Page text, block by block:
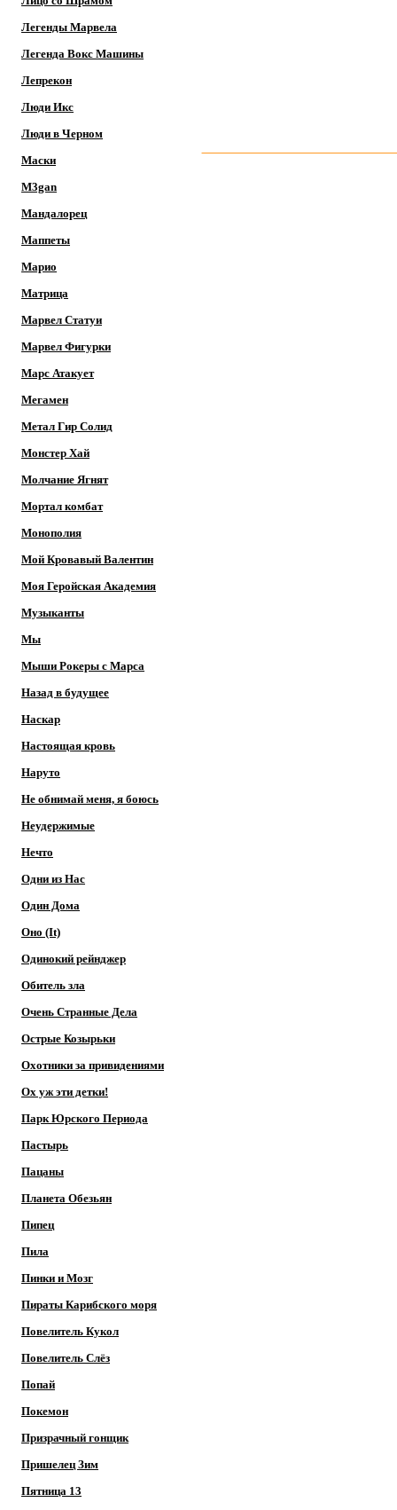
Легенды Марвела
Легенда Вокс Машины
Лепрекон
Люди Икс
Люди в Черном
Маски
M3gan
Мандалорец
Маппеты
Марио
Матрица
Марвел Статуи
Марвел Фигурки
Марс Атакует
Мегамен
Метал Гир Солид
Монстер Хай
Молчание Ягнят
Мортал комбат
Монополия
Мой Кровавый Валентин
Моя Геройская Академия
Музыканты
Мы
Мыши Рокеры с Марса
Назад в будущее
Наскар
Настоящая кровь
Наруто
Не обнимай меня, я боюсь
Неудержимые
Нечто
Одни из Нас
Один Дома
Оно (It)
Одинокий рейнджер
Обитель зла
Очень Странные Дела
Острые Козырьки
Охотники за привидениями
Ох уж эти детки!
Парк Юрского Периода
Пастырь
Пацаны
Планета Обезьян
Пипец
Пила
Пинки и Мозг
Пираты Карибского моря
Повелитель Кукол
Повелитель Слёз
Попай
Покемон
Призрачный гонщик
Пришелец Зим
Пятница 13